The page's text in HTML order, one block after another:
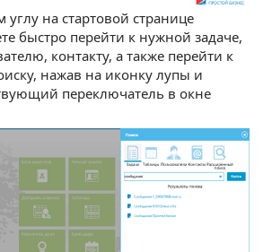
на стартовой странице
быстро перейти к нужной задаче,
контакту, а также перейти к
нажав на иконку лупы и
переключатель в окне